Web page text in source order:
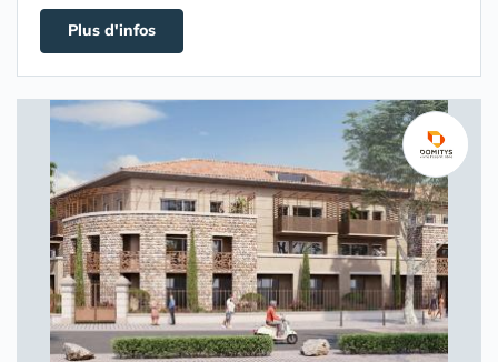
Plus d'infos